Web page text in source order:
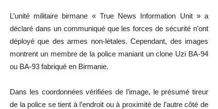
L’unité militaire birmane « True News Information Unit » a
déclaré dans un communiqué que les forces de sécurité n’ont
déployé que des armes non-létales. Cependant, des images
montrent un membre de la police maniant un clone Uzi BA-94
ou BA-93 fabriqué en Birmanie.
Dans les coordonnées vérifiées de l’image, le présumé tireur
de la police se tient à l’endroit ou à proximité de l’autre côté de